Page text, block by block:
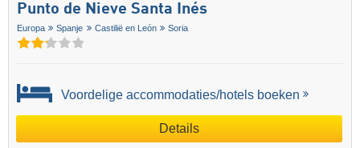
Punto de Nieve Santa Inés
Europa Spanje Castilië en León Soria
Voordelige accommodaties/hotels boeken
Details